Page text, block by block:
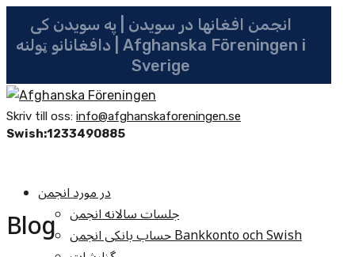
انجمن افغانها در سویدن | په سویدن کی
دافغانانو ټولنه | Afghanska Föreningen i
Sverige
Skriv till oss: info@afghanskaforeningen.se
Swish:1233490885
در مورد انجمن
جلسات سالانه انجمن
حساب بانکی انجمن Bankkonto och Swish Blog